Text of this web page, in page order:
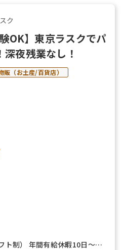
ク
OK】東京ラスクでパ
夜残業なし！
販（お土産/百貨店）
ト制） 年間有給休暇10日～